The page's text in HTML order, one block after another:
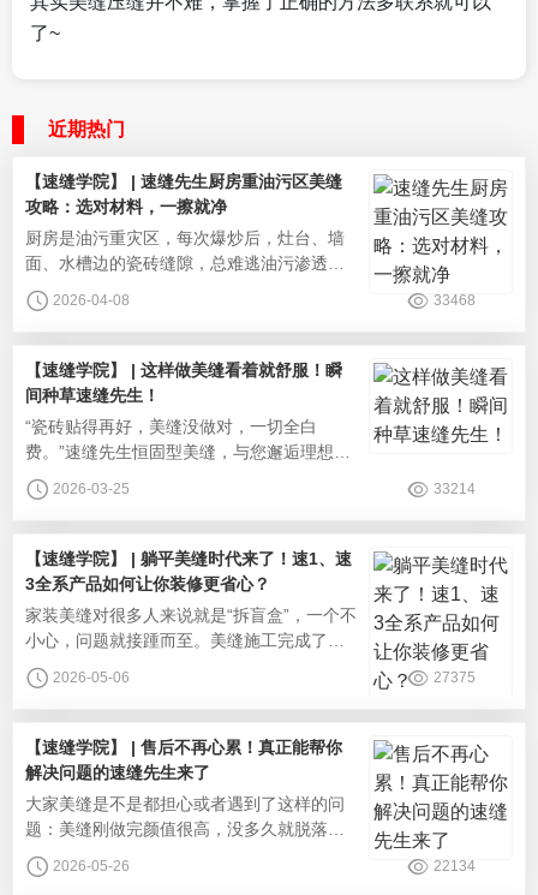
了~
近期热门
【速缝学院】 | 速缝先生厨房重油污区美缝
攻略：选对材料，一擦就净
‌厨房是油污重灾区，每次爆炒后，灶台、墙
面、水槽边的瓷砖缝隙，总难逃油污渗透、
发黄发黑的命运。普通美缝剂表面粗糙、易
吸油，顽固油污擦不掉、刷不净，时间一长
题。其实，厨房美缝只有“选对材料+做好施
工”才能解决这个问题。速缝先生深耕美缝领
域多年，针对厨房重油污环境，打造专业美
缝解决方案，从源头告别缝隙藏污纳
2026-04-08 33468
【速缝学院】 | 这样做美缝看着就舒服！瞬
间种草速缝先生！
‌“瓷砖贴得再好，美缝没做对，一切全白
费。”速缝先生恒固型美缝，与您邂逅理想生
活。速缝先生美缝剂，用专业品质与成熟工
艺，帮你把瓷砖缝隙变成家居颜值加分项，
料：颜值与耐用一步到位美缝的颜值与耐用
材料是基础，速缝先生全系列产品从源头解
决痛点，兼顾美观与实用。环保安全，入住
更安心：速缝先生美缝剂通过国家十环认
2026-03-25 33214
【速缝学院】 | 躺平美缝时代来了！速1、速
3全系产品如何让你装修更省心？
‌家装美缝对很多人来说就是“拆盲盒”，一个不
小心，问题就接踵而至。美缝施工完成了？
看起来还不错！怎么就黄变发黑了？找不到
人处理售后！速缝先生携全系产品黄金组合
务，重新定义美缝体验，让你真正实现“躺
平”享受，坐等一个完美新家。美缝并非“一刀
切”的工程，因为不同空间对材料的性能要求
千差万别，为此，速缝先生
2026-05-06 27375
【速缝学院】 | 售后不再心累！真正能帮你
解决问题的速缝先生来了
‌大家美缝是不是都担心或者遇到了这样的问
题：美缝刚做完颜值很高，没多久就脱落变
色？出了问题商家和师傅互相推诿？售前承
诺了很多，结果售后各种理由拒绝？我们都
2026-05-26 22134